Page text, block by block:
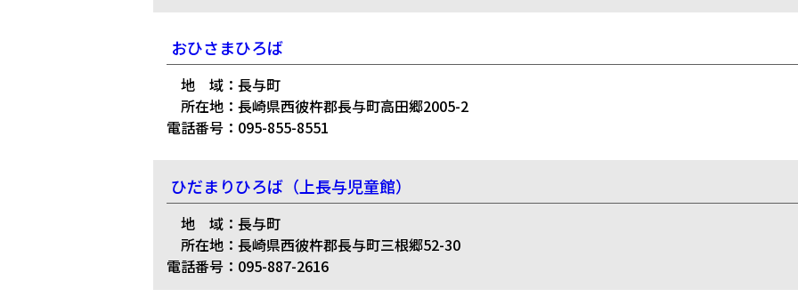
おひさまひろば
地 域：長与町
所在地：長崎県西彼杵郡長与町高田郷2005-2
電話番号：095-855-8551
ひだまりひろば（上長与児童館）
地 域：長与町
所在地：長崎県西彼杵郡長与町三根郷52-30
電話番号：095-887-2616